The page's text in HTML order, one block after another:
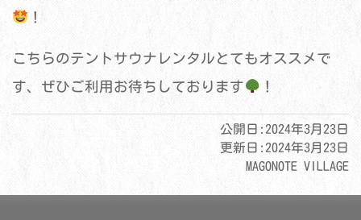
！
こちらのテントサウナレンタルとてもオススメで
す、ぜひご利用お待ちしております ！
公開日: 2024年3月23日
更新日: 2024年3月23日
MAGONOTE VILLAGE